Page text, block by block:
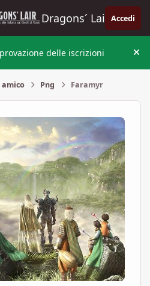
Dragons´ Lair Accedi
delle iscrizioni
amico Png Faramyr